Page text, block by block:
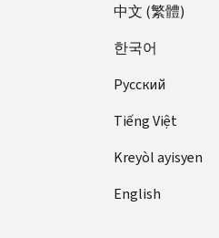
中文 (繁體)
한국어
Pусский
Tiếng Việt
Kreyòl ayisyen
English